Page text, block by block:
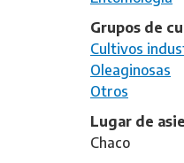
Grupos de
Cultivos
Oleaginosas
Otros
Lugar de
Chaco